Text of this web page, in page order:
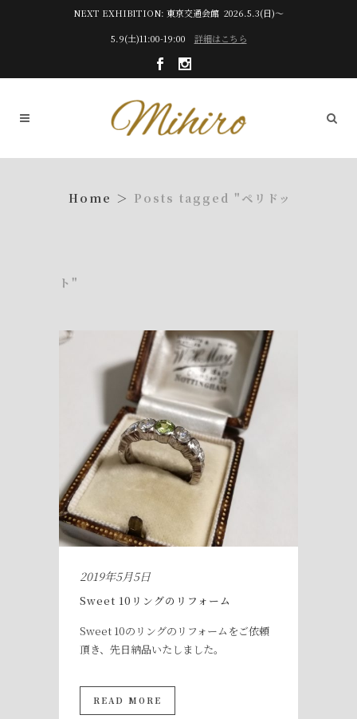
NEXT EXHIBITION: 東京交通会館 2026.5.3(日)～
5.9(土)11:00-19:00 詳細はこちら
Posts tagged "ペリドッ
ト"
2019年5月5日
Sweet 10リングのリフォーム
Sweet 10のリングのリフォームをご依頼
頂き、先日納品いたしました。
READ MORE